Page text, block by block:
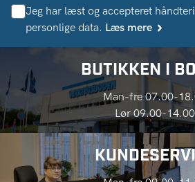
Jeg har læst og accepteret
personlige data. Læs mere
BUTIKKEN I
Man-fre 07.00-
Lør 09.00-14.00